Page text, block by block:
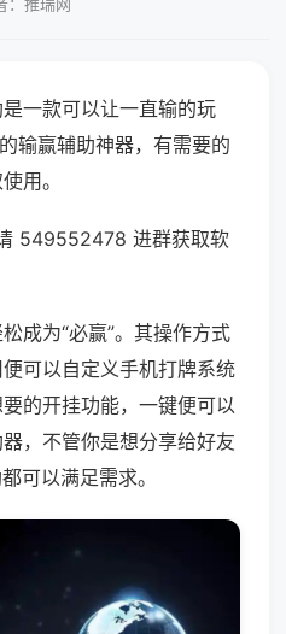
一款可以让一直输的玩
输赢辅助神器，有需要的
用。
549552478 进群获取软
成为“必赢”。其操作方式
可以自定义手机打牌系统
的开挂功能，一键便可以
，不管你是想分享给好友
可以满足需求。